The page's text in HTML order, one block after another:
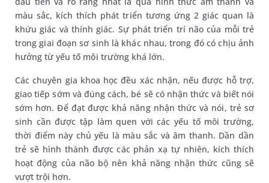
màu sắc, kích thích phát triển tương ứng 2 giác quan là
khứu giác và thính giác. Sự phát triển trí não của mỗi trẻ
trong giai đoạn sơ sinh là khác nhau, trong đó có chịu ảnh
hưởng từ yếu tố môi trường khá lớn.
Các chuyên gia khoa học đều xác nhận, nếu được hỗ trợ,
giao tiếp sớm và đúng cách, bé sẽ có nhận thức và biết nói
sớm hơn. Để đạt được khả năng nhận thức và nói, trẻ sơ
sinh cần được tập làm quen với các yếu tố môi trường,
thời điểm này chủ yếu là màu sắc và âm thanh. Dần dần
trẻ sẽ hình thành được các phản xạ tự nhiên, kích thích
hoạt động của não bộ nên khả năng nhận thức cũng sẽ
vượt trội hơn.